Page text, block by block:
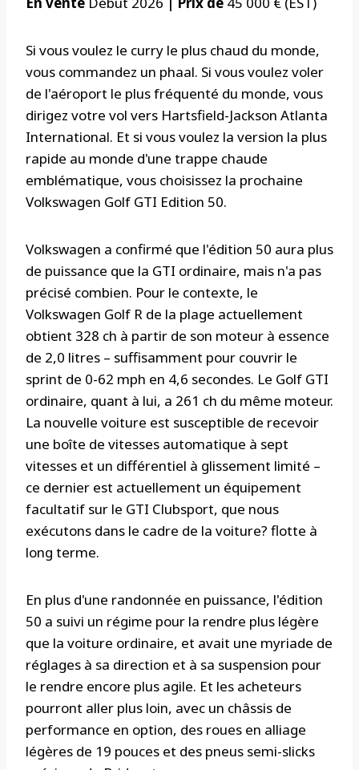
Si vous voulez le curry le plus chaud du monde,
vous commandez un phaal. Si vous voulez voler
de l'aéroport le plus fréquenté du monde, vous
dirigez votre vol vers Hartsfield-Jackson Atlanta
International. Et si vous voulez la version la plus
rapide au monde d'une trappe chaude
emblématique, vous choisissez la prochaine
Volkswagen Golf GTI Edition 50.
Volkswagen a confirmé que l'édition 50 aura plus
de puissance que la GTI ordinaire, mais n'a pas
précisé combien. Pour le contexte, le
Volkswagen Golf R de la plage actuellement
obtient 328 ch à partir de son moteur à essence
de 2,0 litres – suffisamment pour couvrir le
sprint de 0-62 mph en 4,6 secondes. Le Golf GTI
ordinaire, quant à lui, a 261 ch du même moteur.
La nouvelle voiture est susceptible de recevoir
une boîte de vitesses automatique à sept
vitesses et un différentiel à glissement limité –
ce dernier est actuellement un équipement
facultatif sur le GTI Clubsport, que nous
exécutons dans le cadre de la voiture? flotte à
long terme.
En plus d'une randonnée en puissance, l'édition
50 a suivi un régime pour la rendre plus légère
que la voiture ordinaire, et avait une myriade de
réglages à sa direction et à sa suspension pour
le rendre encore plus agile. Et les acheteurs
pourront aller plus loin, avec un châssis de
performance en option, des roues en alliage
légères de 19 pouces et des pneus semi-slicks